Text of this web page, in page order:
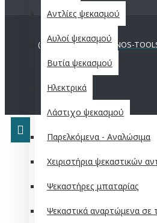
Αντλίες ψεκασμού
Αυλοί ψεκασμού
Βυτία ψεκασμού
Ηλεκτρικά
Λάστιχο ψεκασμού
Παρελκόμενα - Αναλώσιμα
Χειριστήρια ψεκαστικών
Ψεκαστήρες μπαταρίας
Ψεκαστικά αναρτώμενα σε
(C)2021 KOUTROUMANOS-